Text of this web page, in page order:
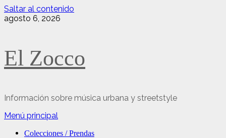
Saltar al contenido
agosto 6, 2026
El Zocco
Información sobre música urbana y streetstyle
Menú principal
Colecciones / Prendas